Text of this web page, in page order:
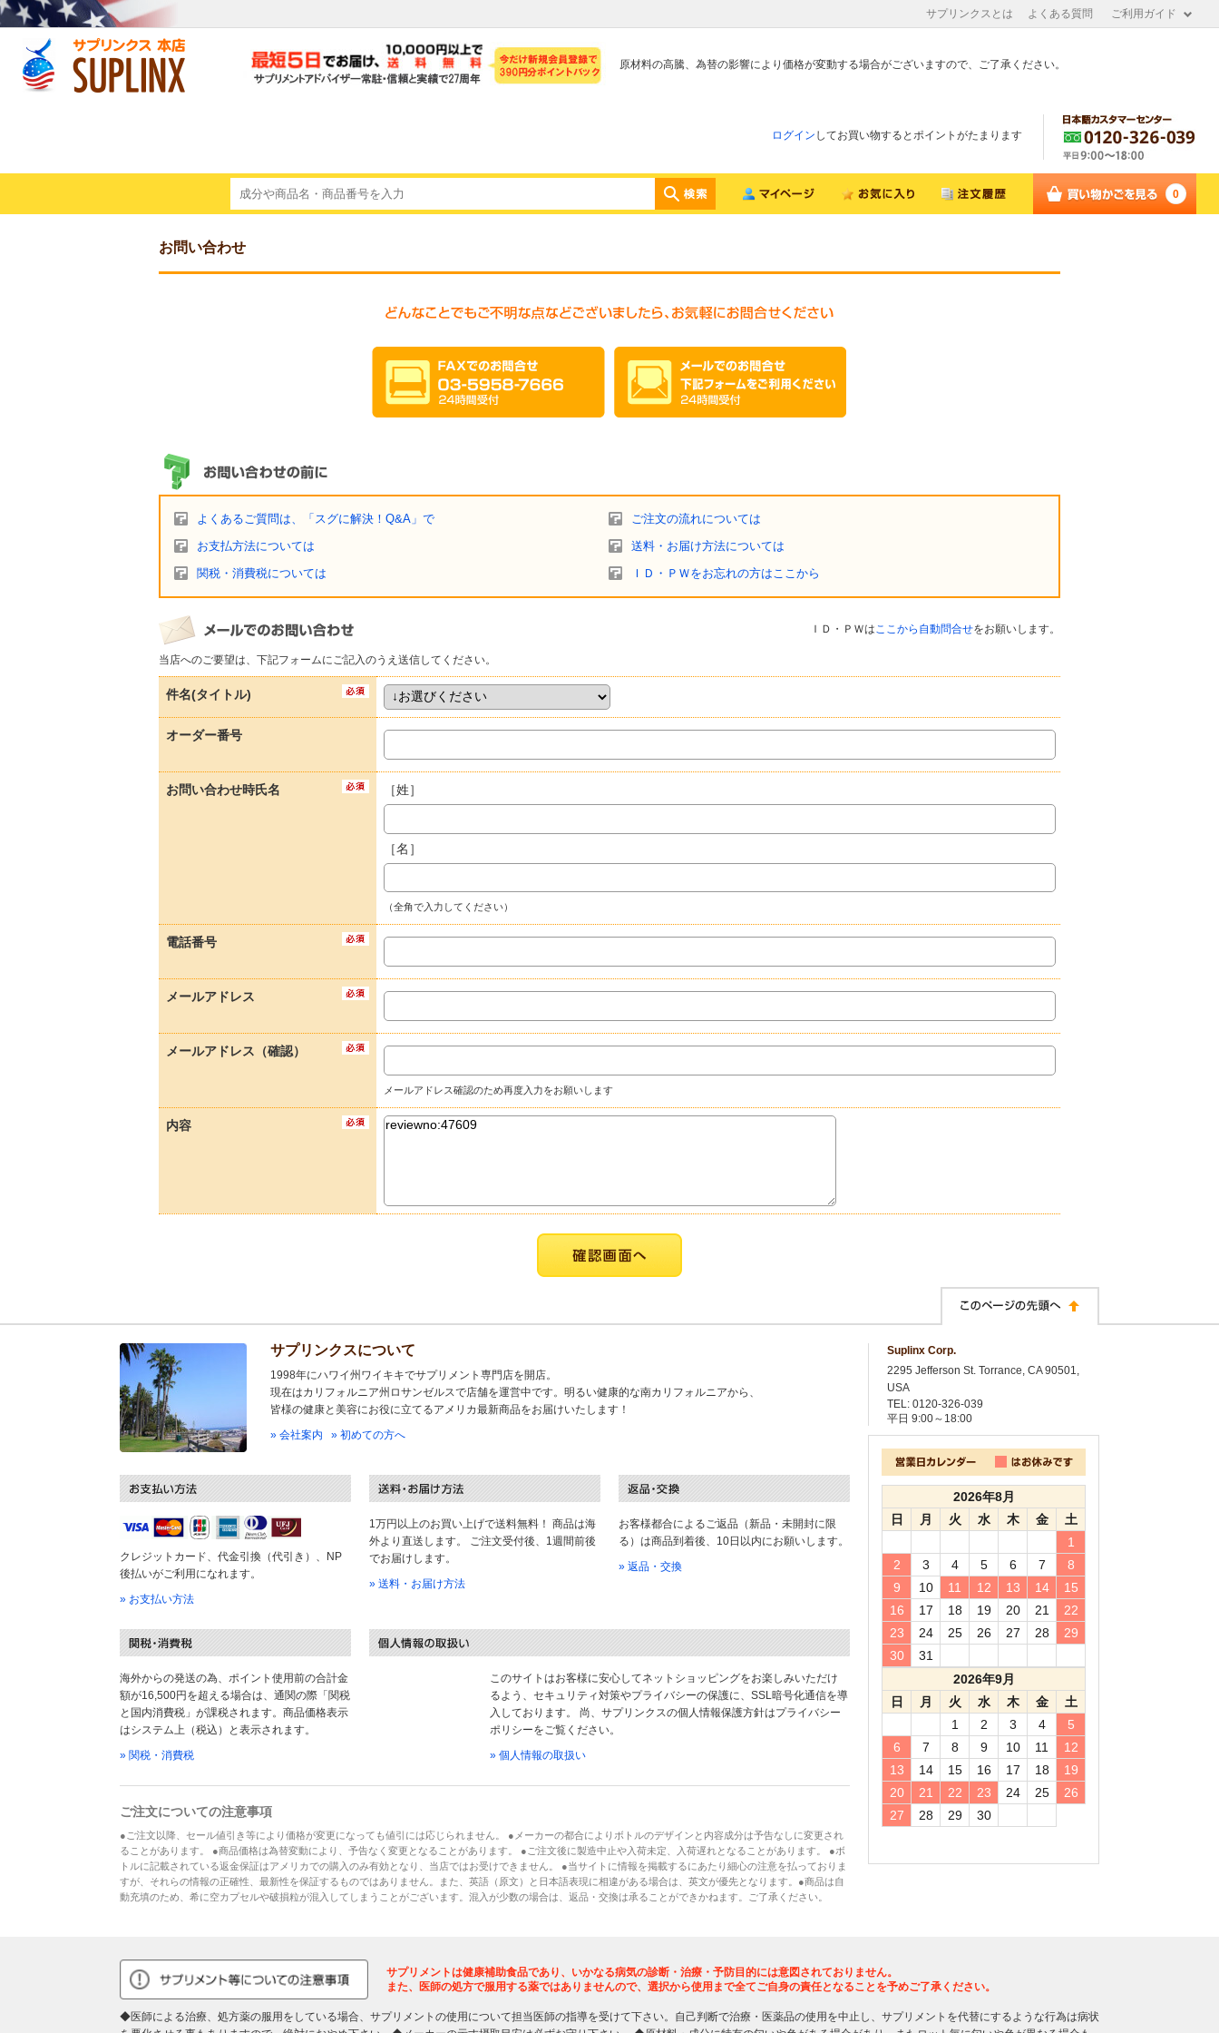
サプリンクスとは よくある質問 ご利用ガイド
原材料の高騰、為替の影響により価格が変動する場合がございますので、ご了承ください。
ログイン してお買い物するとポイントがたまります
0
お問い合わせ
よくあるご質問は、「スグに解決！Q&A」で ご注文の流れについては
お支払方法については 送料・お届け方法については
関税・消費税については ＩＤ・ＰＷをお忘れの方はここから
ＩＤ・ＰＷはここから自動問合せをお願いします。
当店へのご要望は、下記フォームにご記入のうえ送信してください。
件名(タイトル)
オーダー番号
お問い合わせ時氏名 ［姓］
［名］
（全角で入力してください）
電話番号
メールアドレス
メールアドレス（確認）
メールアドレス確認のため再度入力をお願いします
内容
サプリンクスについて
1998年にハワイ州ワイキキでサプリメント専門店を開店。
現在はカリフォルニア州ロサンゼルスで店舗を運営中です。明るい健康的な南カリフォルニアから、
皆様の健康と美容にお役に立てるアメリカ最新商品をお届けいたします！
» 会社案内
» 初めての方へ
クレジットカード、代金引換（代引き）、NP
後払いがご利用になれます。
» お支払い方法
1万円以上のお買い上げで送料無料！ 商品は海
外より直送します。 ご注文受付後、1週間前後
でお届けします。
» 送料・お届け方法
お客様都合によるご返品（新品・未開封に限
る）は商品到着後、10日以内にお願いします。
» 返品・交換
海外からの発送の為、ポイント使用前の合計金
額が16,500円を超える場合は、通関の際「関税
と国内消費税」が課税されます。商品価格表示
はシステム上（税込）と表示されます。
» 関税・消費税
このサイトはお客様に安心してネットショッピングをお楽しみいただけ
るよう、セキュリティ対策やプライバシーの保護に、SSL暗号化通信を導
入しております。 尚、サプリンクスの個人情報保護方針はプライバシー
ポリシーをご覧ください。
» 個人情報の取扱い
ご注文についての注意事項
●ご注文以降、セール値引き等により価格が変更になっても値引には応じられません。 ●メーカーの都合によりボトルのデザインと内容成分は予告なしに変更され
ることがあります。 ●商品価格は為替変動により、予告なく変更となることがあります。 ●ご注文後に製造中止や入荷未定、入荷遅れとなることがあります。 ●ボ
トルに記載されている返金保証はアメリカでの購入のみ有効となり、当店ではお受けできません。 ●当サイトに情報を掲載するにあたり細心の注意を払っておりま
すが、それらの情報の正確性、最新性を保証するものではありません。また、英語（原文）と日本語表現に相違がある場合は、英文が優先となります。●商品は自
動充填のため、希に空カプセルや破損粒が混入してしまうことがございます。混入が少数の場合は、返品・交換は承ることができかねます。ご了承ください。
Suplinx Corp.
2295 Jefferson St. Torrance, CA 90501,
USA
TEL: 0120-326-039
平日 9:00～18:00
2026年8月
日
月 火 水 木 金
土
1
2
3 4 5 6 7
8
9
10 11 12 13 14
15
16
17 18 19 20 21
22
23
24 25 26 27 28
29
30
31
2026年9月
日
月 火 水 木 金
土
1
2 3 4
5
6
7 8 9 10 11
12
13
14 15 16 17 18
19
20
21 22 23 24 25
26
27
28 29 30
サプリメントは健康補助食品であり、いかなる病気の診断・治療・予防目的には意図されておりません。
また、医師の処方で服用する薬ではありませんので、選択から使用まで全てご自身の責任となることを予めご了承ください。
◆医師による治療、処方薬の服用をしている場合、サプリメントの使用について担当医師の指導を受けて下さい。自己判断で治療・医薬品の使用を中止し、サプリメントを代替にするような行為は病状